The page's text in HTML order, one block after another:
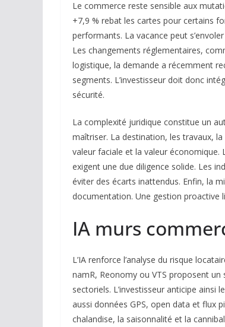
Le commerce reste sensible aux
+7,9 % rebat les cartes pour certains
performants. La vacance peut
Les changements réglementaires,
logistique, la demande a récemment
segments. L’investisseur doit donc
sécurité.
La complexité juridique constitue un
maîtriser. La destination, les travaux,
valeur faciale et la valeur économique.
exigent une due diligence solide. Les
éviter des écarts inattendus. Enfin, la
documentation. Une gestion proactive
IA murs
L’IA renforce l’analyse du risque
namR, Reonomy ou VTS proposent un
sectoriels. L’investisseur anticipe ainsi
aussi données GPS, open data et flux
chalandise, la saisonnalité et la